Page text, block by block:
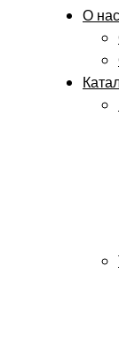
О нас